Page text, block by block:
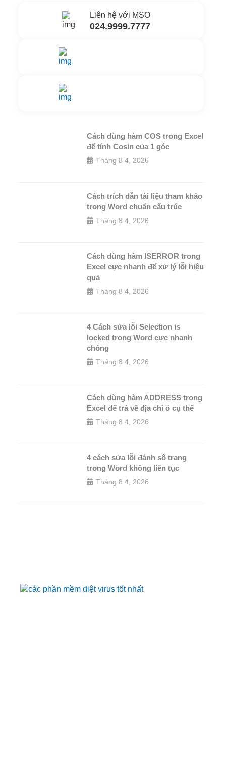
Liên hệ với MSO
024.9999.7777
Cách dùng hàm COS trong Excel
để tính Cosin của 1 góc
Tháng 8 4, 2026
Cách trích dẫn tài liệu tham khảo
trong Word chuẩn cấu trúc
Tháng 8 4, 2026
Cách dùng hàm ISERROR trong
Excel cực nhanh để xử lý lỗi hiệu
quả
Tháng 8 4, 2026
4 Cách sửa lỗi Selection is
locked trong Word cực nhanh
chóng
Tháng 8 4, 2026
Cách dùng hàm ADDRESS trong
Excel để trả về địa chỉ ô cụ thể
Tháng 8 4, 2026
4 cách sửa lỗi đánh số trang
trong Word không liên tục
Tháng 8 4, 2026